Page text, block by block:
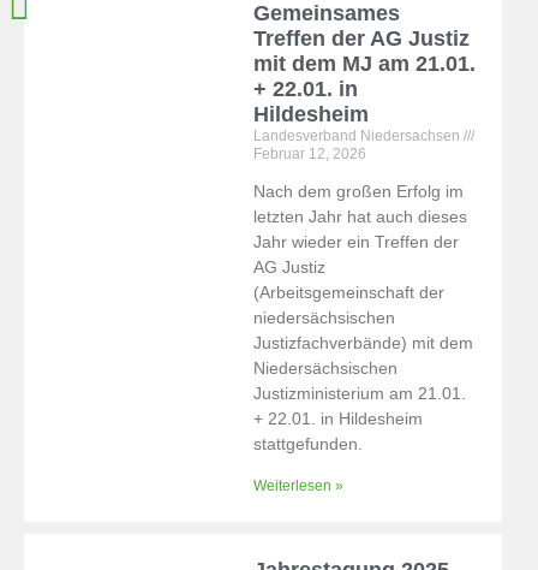
Gemeinsames
Treffen der AG Justiz
mit dem MJ am 21.01.
+ 22.01. in
Hildesheim
Landesverband Niedersachsen
Februar 12, 2026
Nach dem großen Erfolg im
letzten Jahr hat auch dieses
Jahr wieder ein Treffen der
AG Justiz
(Arbeitsgemeinschaft der
niedersächsischen
Justizfachverbände) mit dem
Niedersächsischen
Justizministerium am 21.01.
+ 22.01. in Hildesheim
stattgefunden.
Weiterlesen »